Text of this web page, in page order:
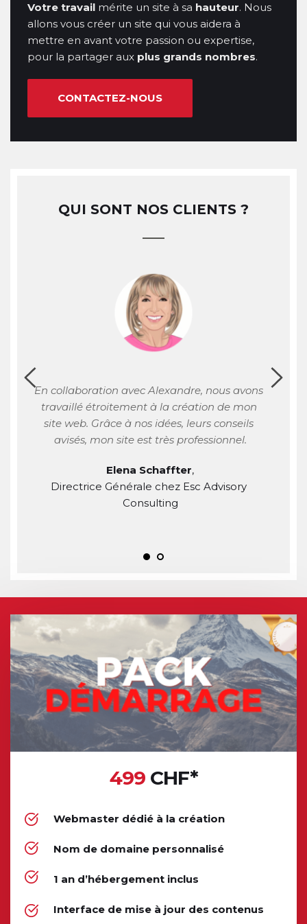
Votre travail mérite un site à sa hauteur. Nous
allons vous créer un site qui vous aidera à
mettre en avant votre passion ou expertise,
pour la partager aux plus grands nombres.
CONTACTEZ-NOUS
QUI SONT NOS CLIENTS ?
En collaboration avec Alexandre, nous avons
travaillé étroitement à la création de mon
site web. Grâce à nos idées, leurs conseils
avisés, mon site est très professionnel.
Elena Schaffter,
Directrice Générale chez Esc Advisory
Consulting
499 CHF*
Webmaster dédié à la création
Nom de domaine personnalisé
1 an d’hébergement inclus
Interface de mise à jour des contenus